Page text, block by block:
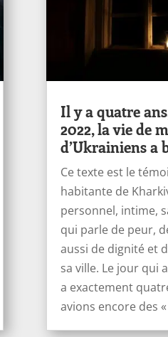
Il y a quatre
2022, la vie de
d’Ukrainiens a
Ce texte est le
habitante de
personnel, intime,
qui parle de peur,
aussi de dignité et
sa ville. Le jour qui
a exactement
avions encore des